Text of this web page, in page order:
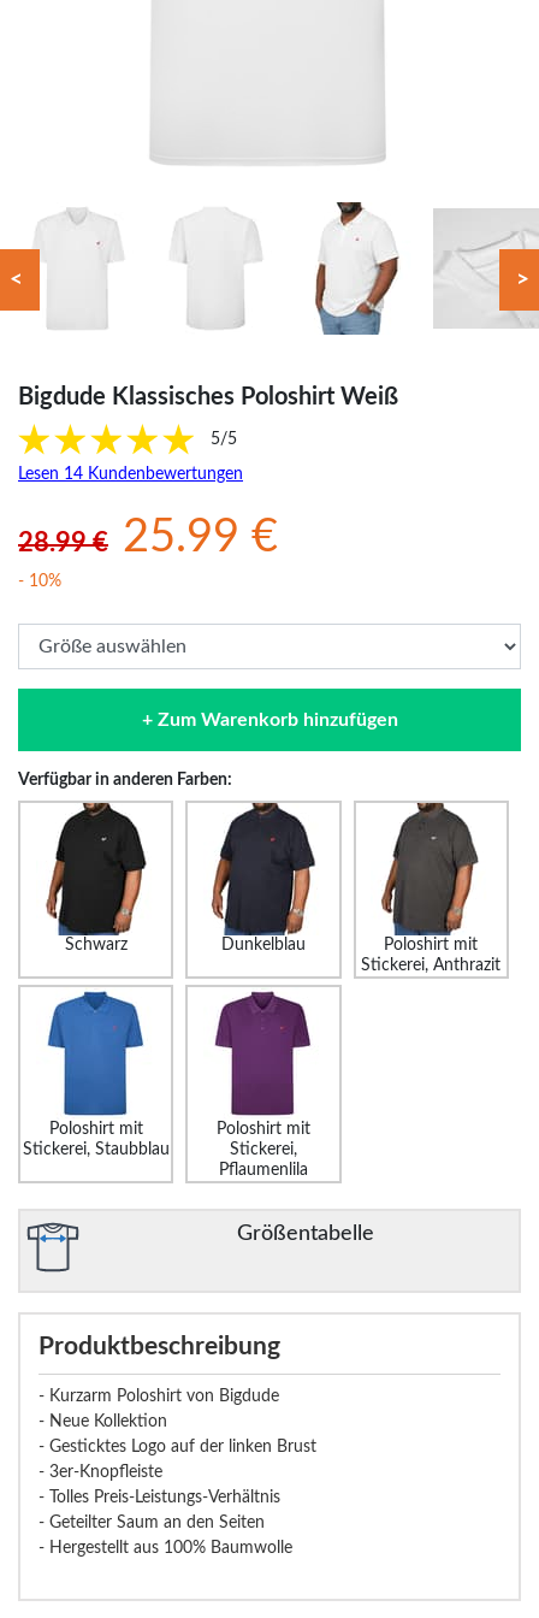
< >
Bigdude Klassisches Poloshirt Weiß
5/5
Lesen 14 Kundenbewertungen
28.99 € 25.99 €
- 10%
+ Zum Warenkorb hinzufügen
Verfügbar in anderen Farben:
Schwarz Dunkelblau
Poloshirt mit
Stickerei, Anthrazit
Poloshirt mit
Stickerei, Staubblau
Poloshirt mit
Stickerei,
Pflaumenlila
Größentabelle
Produktbeschreibung
- Kurzarm Poloshirt von Bigdude
- Neue Kollektion
- Gesticktes Logo auf der linken Brust
- 3er-Knopfleiste
- Tolles Preis-Leistungs-Verhältnis
- Geteilter Saum an den Seiten
- Hergestellt aus 100% Baumwolle